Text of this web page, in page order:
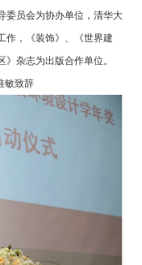
委员会为协办单位，清华大
作，《装饰》、《世界建
杂志为出版合作单位。
敏致辞